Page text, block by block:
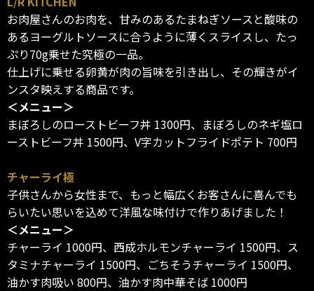
お肉屋さんのお肉を、甘みのあるたまねぎソースと酸味の
あるヨーグルトソースに合うように薄くスライスし、たっ
ぷり70g乗せた究極の一品。
仕上げに乗せる卵黄が肉の旨味を引き出し、その輝きがイ
ンスタ映えする商品です。
＜メニュー＞
まぼろしのローストビーフ丼 1300円、まぼろしのネギ塩ロ
ーストビーフ丼 1500円、V字カットフライドポテト 700円
チャーライ極
子供さんから女性まで、もっと幅広くお客さんに喜んでも
らいたい思いを込めて洋風な味付けで作りあげました！
＜メニュー＞
チャーライ 1000円、西成ホルモンチャーライ 1500円、ス
タミナチャーライ 1500円、ごちそうチャーライ 1500円、
油かす肉吸い 800円、油かす肉中華そば 1000円